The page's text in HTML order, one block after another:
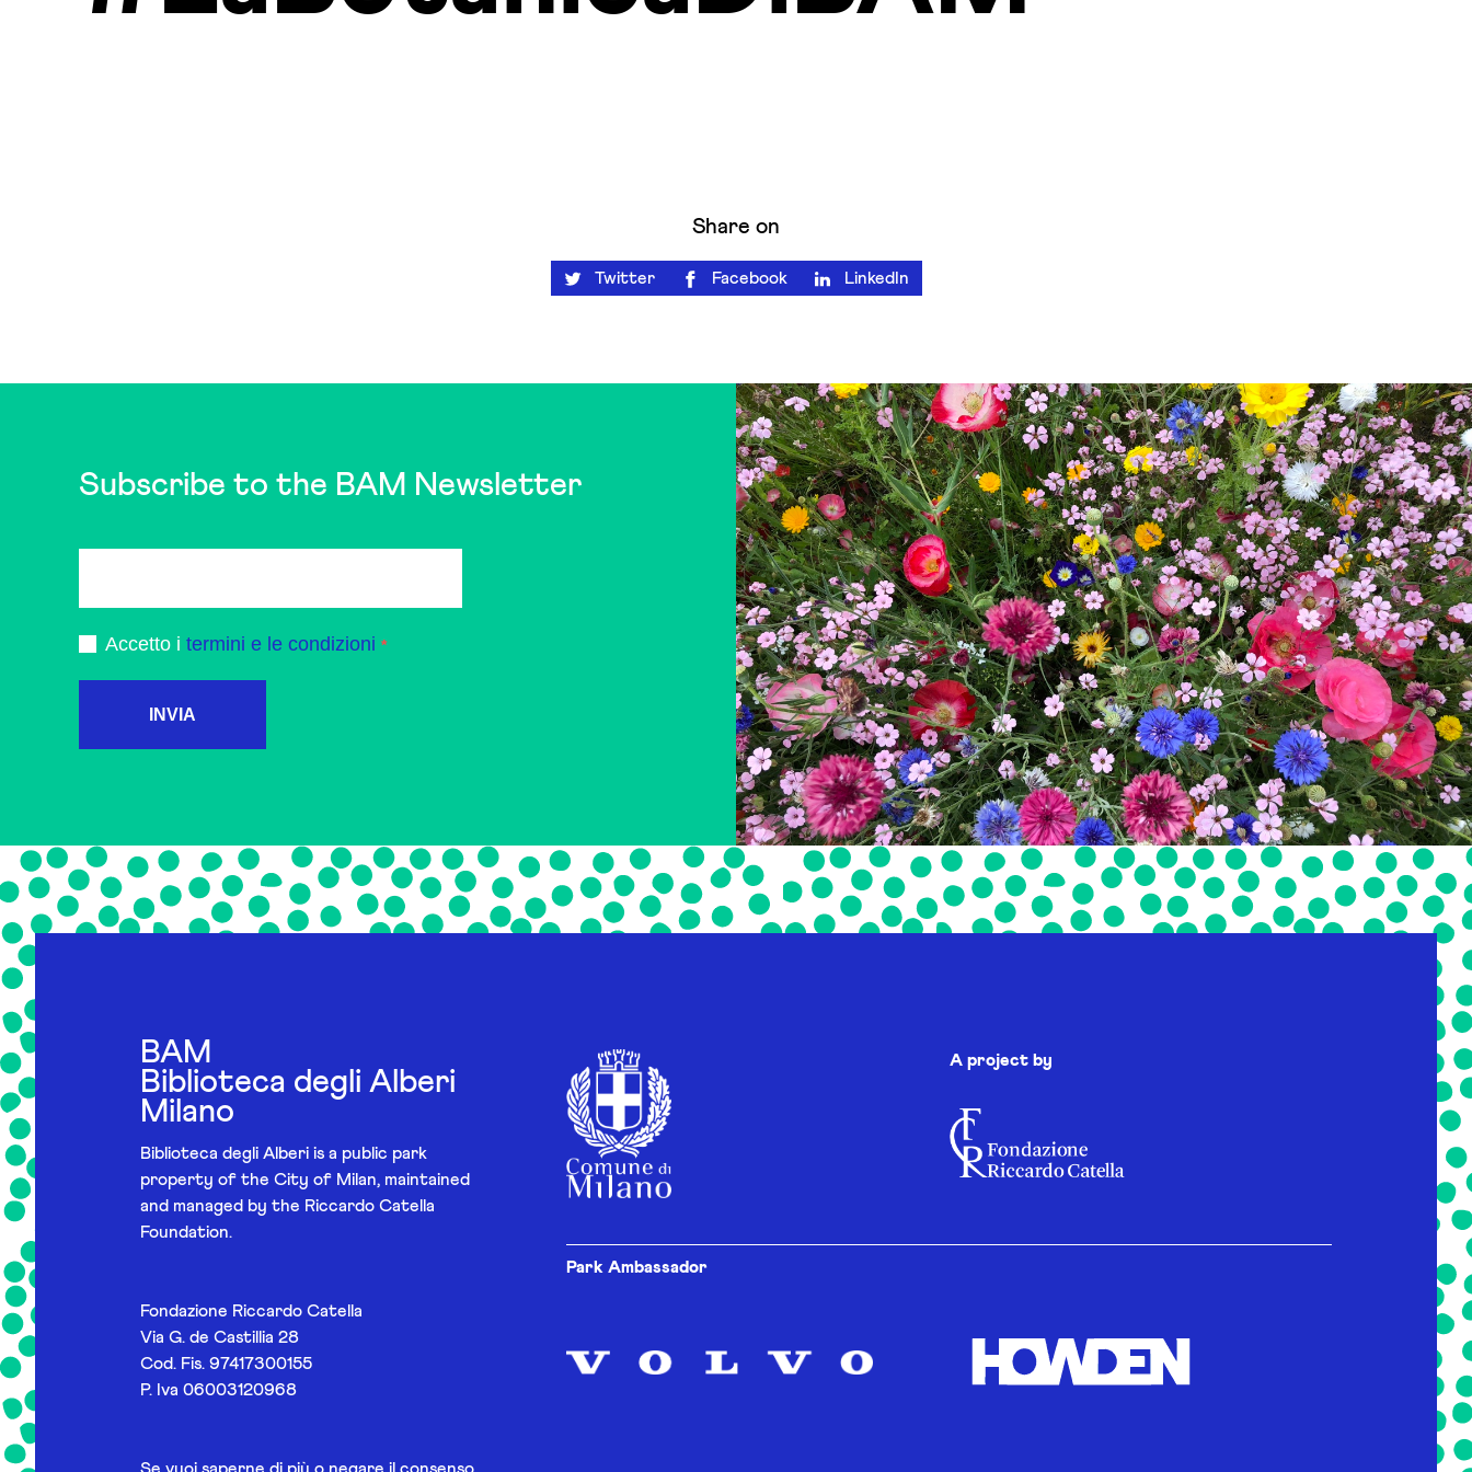
Share on
Twitter Facebook LinkedIn
Subscribe to the BAM Newsletter
Accetto i termini e le condizioni
INVIA
BAM
Biblioteca degli Alberi
Milano
Biblioteca degli Alberi is a public park
property of the City of Milan, maintained
and managed by the Riccardo Catella
Foundation.
Fondazione Riccardo Catella
Via G. de Castillia 28
Cod. Fis. 97417300155
P. Iva 06003120968
A project by
Park Ambassador